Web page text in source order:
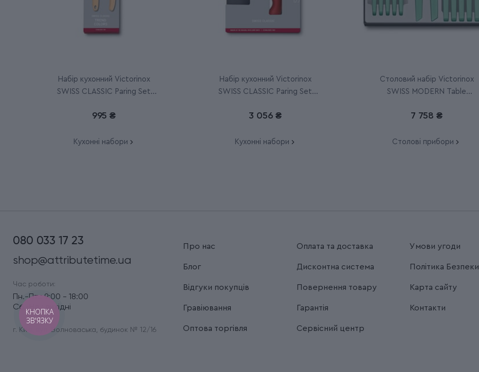
Набір кухонний Victorinox
SWISS CLASSIC Paring Set
995 ₴
Кухонні набори
Набір кухонний Victorinox
SWISS CLASSIC Paring Set
3 056 ₴
Кухонні набори
Столовий набір Victorinox
SWISS MODERN Table
7 758 ₴
Столові прибори
080 033 17 23
shop@attributetime.ua
Час роботи:
Пн.-Пт.: 9:00 - 18:00
Сб.-Нд.: вихідні
г. Київ, вул. Волноваська, будинок № 12/16
Про нас
Блог
Відгуки покупців
Гравіювання
Оптова торгівля
Оплата та доставка
Дисконтна система
Повернення товару
Гарантія
Сервісний центр
Умови угоди
Політика Безпеки
Карта сайту
Контакти
КНОПКА
ЗВ'ЯЗКУ